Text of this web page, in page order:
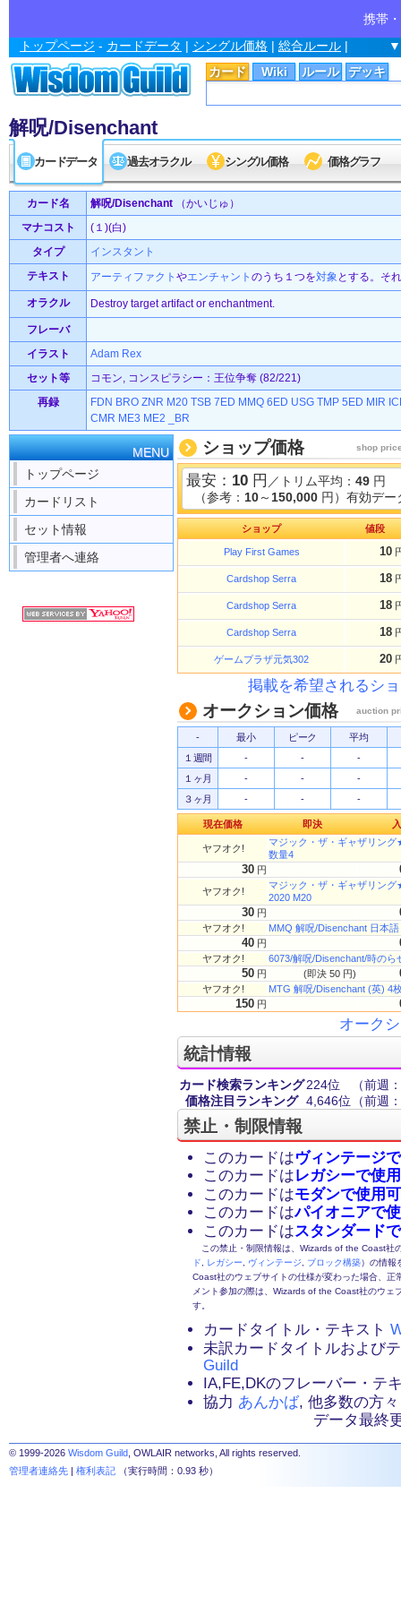
携帯
カード Wiki ルール デッキ
トップページ - カードデータ | シングル価格 | 総合ルール |
解呪/Disenchant
カードデータ 過去オラクル シングル価格 価格グラフ
カード名 解呪/Disenchant （かいじゅ）
マナコスト
(１)(白)
タイプ
インスタント
テキスト
アーティファクト やエンチャント のうち１つを対象 とする。そ
オラクル Destroy target artifact or enchantment.
フレーバ
イラスト
Adam Rex
セット等
コモン, コンスピラシー：王位争奪 (82/221)
再録
FDN BRO ZNR M20 TSB 7ED MMQ 6ED USG TMP 5ED MIR
CMR ME3 ME2 _BR
MENU
トップページ
カードリスト
セット情報
管理者へ連絡
ショップ価格 shop
最安： 10 円 ／トリム平均： 49 円
（参考： 10～ 150,000 円）有効デ
ショップ 値段
Play First Games 10
Cardshop Serra 18
Cardshop Serra 18
Cardshop Serra 18
ゲームプラザ元気302 20
掲載を希望されるシ
オークション価格 auction
- 最小 ピーク
平均
１週間
- -
-
１ヶ月
- -
-
３ヶ月
- - -
現在価格 即決
ヤフオク!
マジック・ザ・ギャザリン
数量4
30 円
ヤフオク!
マジック・ザ・ギャザリン
2020 M20
30 円
ヤフオク! MMQ 解呪/Disenchant 日本語
40 円
ヤフオク! 6073/解呪/Disenchant/時の
50 円 (即決 50 円)
ヤフオク! MTG 解呪/Disenchant (英) 4
150 円
オーク
統計情報
カード検索ランキング224位
（前週
価格注目ランキング 4,646位 （前週
禁止・制限情報
このカードはヴィンテージ
このカードはレガシーで使
このカードはモダンで使用
このカードはパイオニアで
このカードはスタンダード
この禁止・制限情報は、Wizards of the Coast社
ド
レガシー ヴィンテージ ブロック構築）の情報
Coast社のウェブサイトの仕様が変わった場合、
メント参加の際は、Wizards of the Coast社のウェ
す。
カードタイトル・テキスト
未訳カードタイトルおよび
Guild
IA,FE,DKのフレーバー・テ
協力 あんかば, 他多数の方々
データ最終
© 1999-2026 Wisdom Guild , OWLAIR networks, All rights reserved.
管理者連絡先 | 権利表記 （実行時間：0.93 秒）